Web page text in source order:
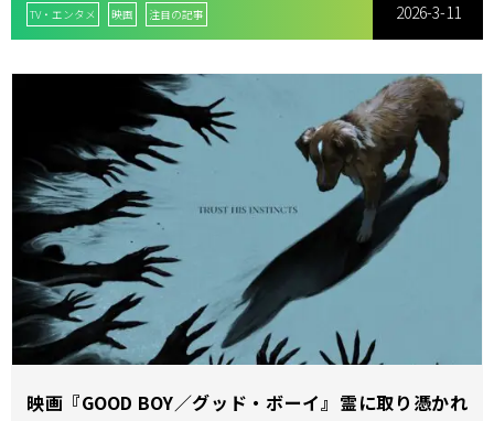
TV・エンタメ 映画 注目の記事 2026-3-11
映画『GOOD BOY／グッド・ボーイ』霊に取り憑かれ